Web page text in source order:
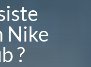
Nike
?